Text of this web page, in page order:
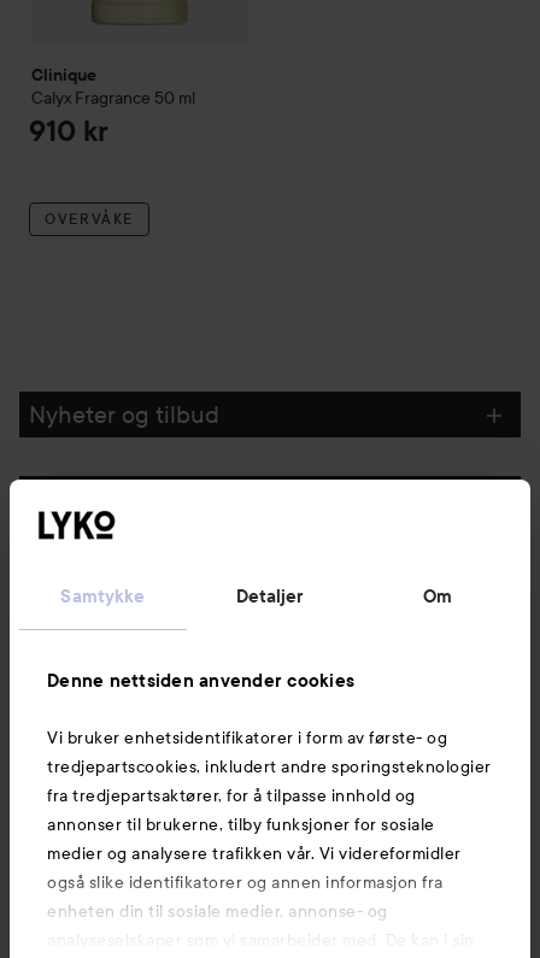
Samtykke Detaljer Om
Denne nettsiden anvender cookies
Vi bruker enhetsidentifikatorer i form av første- og
tredjepartscookies, inkludert andre sporingsteknologier
fra tredjepartsaktører, for å tilpasse innhold og
annonser til brukerne, tilby funksjoner for sosiale
medier og analysere trafikken vår. Vi videreformidler
også slike identifikatorer og annen informasjon fra
enheten din til sosiale medier, annonse- og
analyseselskaper som vi samarbeider med. De kan i sin
Clinique
Calyx Fragrance 50 ml
910 kr
OVERVÅKE
Nyheter og tilbud
Kundeservice
Informasjon
Også av interesse